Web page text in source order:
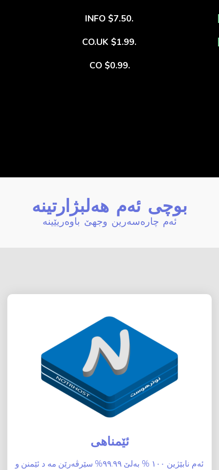
.INFO $7.50
.CO.UK $1.99
.CO $0.99
بوچی ئەم هەلبژارتینە
ئەم چارەسەرین وجهێ باوەریێینە
ئێمناهی
ئەم نابێژین ١٠٠ % بەلێ ٩٩.٩٩% سێرڤەرێن مە د ئێمنن و